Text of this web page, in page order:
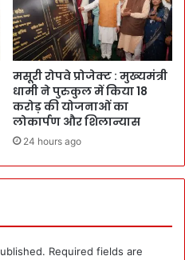
मसूरी रोपवे प्रोजेक्ट : मुख्‍यमंत्री
धामी ने पुरुकुल में किया 18
करोड़ की योजनाओं का
लोकार्पण और शिलान्यास
24 hours ago
Required fields are